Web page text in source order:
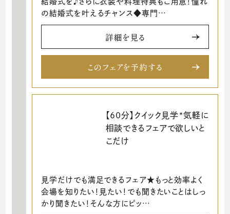
の結婚式を叶えるチャンス◆専門…
詳細を見る
このフェアを予約する
【60分】クイック見学*気軽に
相談できるフェアで欲しいと
こだけ
見学だけでも満足できるフェア★もっと効率よく
会場を知りたい！見たい！でも聞きたいことはしっ
かり聞きたい！そんな方にピッ…